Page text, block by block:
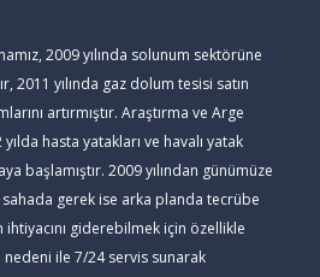
2009 yılında solunum sektörüne
2011 yılında gaz dolum tesisi satın
artırmıştır. Araştırma ve Arge
hasta yatakları ve havalı yatak
başlamıştır. 2009 yılından günümüze
gerek ise arka planda tecrübe
giderebilmek için özellikle
ile 7/24 servis sunarak